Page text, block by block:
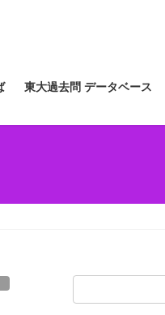
東大過去問 データベース